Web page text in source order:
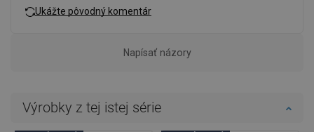
Ukážte pôvodný komentár
Napísať názory
Výrobky z tej istej série